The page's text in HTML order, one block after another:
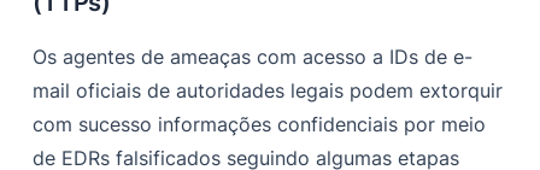
Os agentes de ameaças com acesso a IDs de e-
mail oficiais de autoridades legais podem extorquir
com sucesso informações confidenciais por meio
de EDRs falsificados seguindo algumas etapas